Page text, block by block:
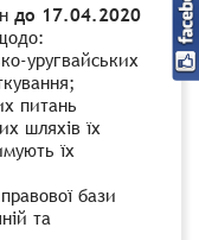
до 17.04.2020
уругвайських
питань
шляхів їх
їх
бази
та